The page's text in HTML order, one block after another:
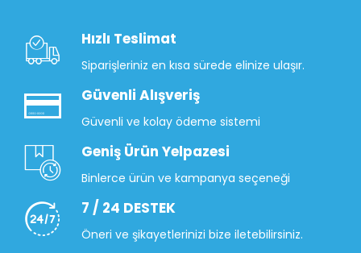
Hızlı Teslimat
Siparişleriniz en kısa sürede elinize ulaşır.
Güvenli Alışveriş
Güvenli ve kolay ödeme sistemi
Geniş Ürün Yelpazesi
Binlerce ürün ve kampanya seçeneği
7 / 24 DESTEK
Öneri ve şikayetlerinizi bize iletebilirsiniz.